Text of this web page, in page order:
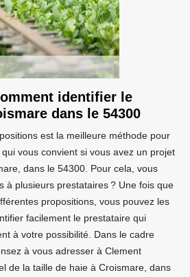
identifier le
dans le 54300
est la meilleure méthode pour
vous convient si vous avez un projet
dans le 54300. Pour cela, vous
à plusieurs prestataires ? Une fois que
propositions, vous pouvez les
facilement le prestataire qui
à votre possibilité. Dans le cadre
à vous adresser à Clement
de la taille de haie à Croismare, dans